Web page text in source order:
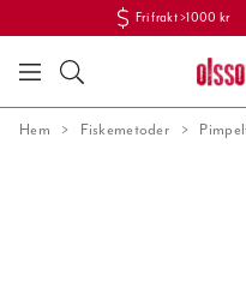
Fri frakt >1000 kr
Hem Fiskemetoder